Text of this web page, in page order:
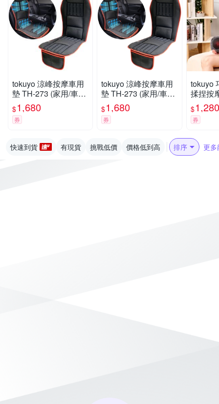
tokuyo 涼峰按摩車用
墊 TH-273 (家用/車用/
電競)
$1,680
券
tokuyo 涼峰按摩車用
墊 TH-273 (家用/車用/
電競)
$1,680
券
tokuyo
揉捏按
$1,280
券
快速到貨 有現貨 挑戰低價 價格低到高 排序 更多